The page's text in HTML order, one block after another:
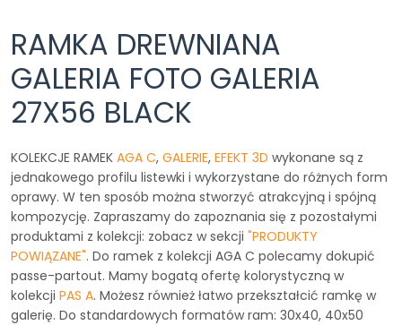
RAMKA DREWNIANA
GALERIA FOTO GALERIA
27X56 BLACK
KOLEKCJE RAMEK AGA C, GALERIE, EFEKT 3D wykonane są z
jednakowego profilu listewki i wykorzystane do różnych form
oprawy. W ten sposób można stworzyć atrakcyjną i spójną
kompozycję. Zapraszamy do zapoznania się z pozostałymi
produktami z kolekcji: zobacz w sekcji "PRODUKTY
POWIĄZANE". Do ramek z kolekcji AGA C polecamy dokupić
passe-partout. Mamy bogatą ofertę kolorystyczną w
kolekcji PAS A. Możesz również łatwo przekształcić ramkę w
galerię. Do standardowych formatów ram: 30x40, 40x50